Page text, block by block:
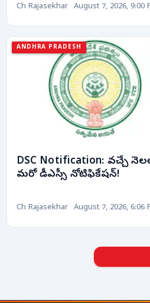
Ch Rajasekhar August 7, 2026, 9:00
ANDHRA PRADESH
DSC Notification: వచ్చే
మరో డీఎస్సీ నోటిఫికేషన్!
Ch Rajasekhar August 7, 2026, 6:06